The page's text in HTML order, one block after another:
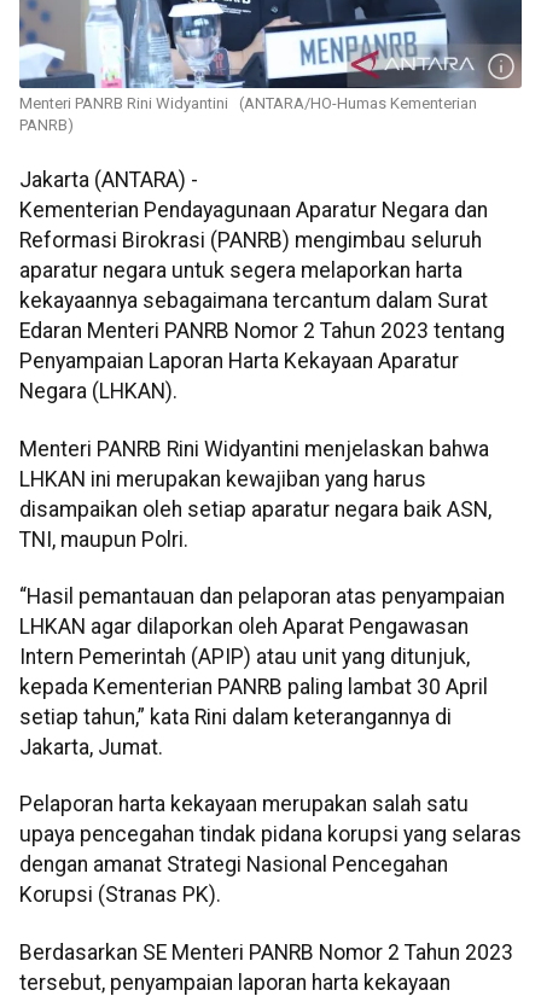
Menteri PANRB Rini Widyantini (ANTARA/HO-Humas Kementerian
PANRB)
Jakarta (ANTARA) -
Kementerian Pendayagunaan Aparatur Negara dan
Reformasi Birokrasi (PANRB) mengimbau seluruh
aparatur negara untuk segera melaporkan harta
kekayaannya sebagaimana tercantum dalam Surat
Edaran Menteri PANRB Nomor 2 Tahun 2023 tentang
Penyampaian Laporan Harta Kekayaan Aparatur
Negara (LHKAN).
Menteri PANRB Rini Widyantini menjelaskan bahwa
LHKAN ini merupakan kewajiban yang harus
disampaikan oleh setiap aparatur negara baik ASN,
TNI, maupun Polri.
“Hasil pemantauan dan pelaporan atas penyampaian
LHKAN agar dilaporkan oleh Aparat Pengawasan
Intern Pemerintah (APIP) atau unit yang ditunjuk,
kepada Kementerian PANRB paling lambat 30 April
setiap tahun,” kata Rini dalam keterangannya di
Jakarta, Jumat.
Pelaporan harta kekayaan merupakan salah satu
upaya pencegahan tindak pidana korupsi yang selaras
dengan amanat Strategi Nasional Pencegahan
Korupsi (Stranas PK).
Berdasarkan SE Menteri PANRB Nomor 2 Tahun 2023
tersebut, penyampaian laporan harta kekayaan